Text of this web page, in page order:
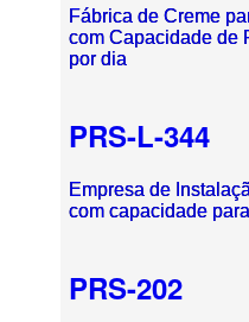
Fábrica de Creme
com Capacidade de
por dia
PRS-L-344
Empresa de
com capacidade
PRS-202